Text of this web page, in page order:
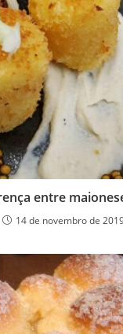
entre
14 de novembro de